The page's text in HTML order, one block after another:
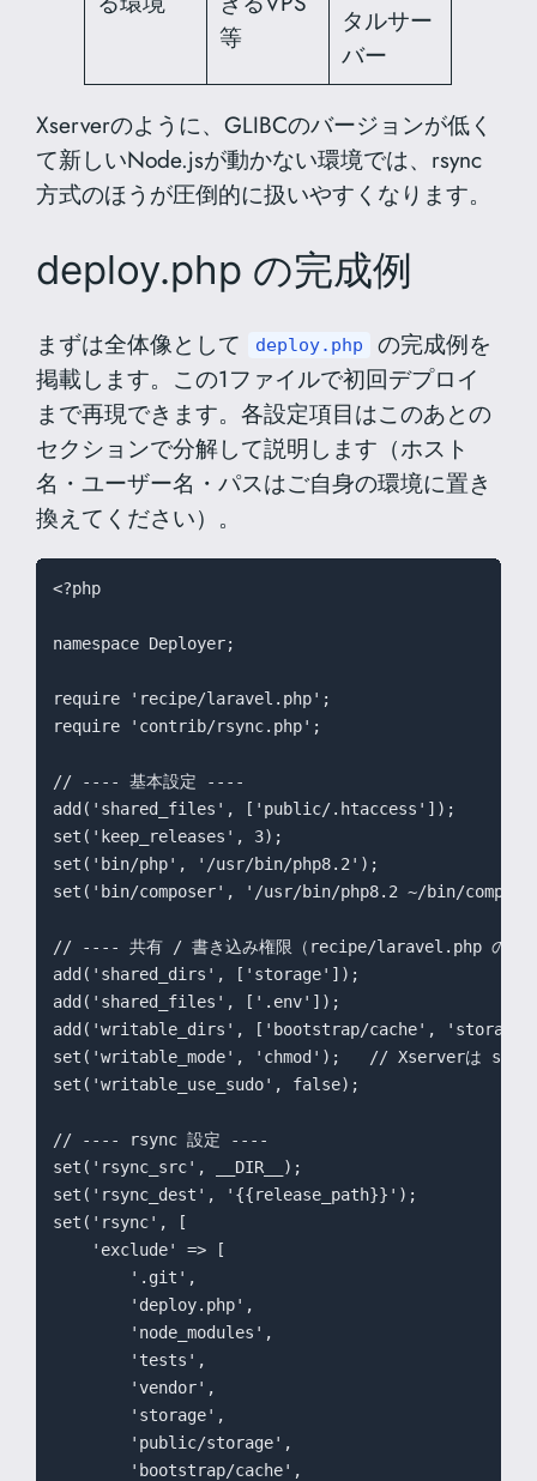
等
タルサー
バー
Xserverのように、GLIBCのバージョンが低く
て新しいNode.jsが動かない環境では、rsync
方式のほうが圧倒的に扱いやすくなります。
deploy.php の完成例
まずは全体像として deploy.php
の完成例を
掲載します。この1ファイルで初回デプロイ
まで再現できます。各設定項目はこのあとの
セクションで分解して説明します（ホスト
名・ユーザー名・パスはご自身の環境に置き
換えてください）。
<?php
namespace Deployer;
require 'recipe/laravel.php';
require 'contrib/rsync.php';
// ---- 基本設定 ----
add('shared_files', ['public/.htaccess']);
set('keep_releases', 3);
set('bin/php', '/usr/bin/php8.2');
set('bin/composer', '/usr/bin/php8.2 ~/bin/
// ---- 共有 / 書き込み権限（recipe/laravel.php の既定
add('shared_dirs', ['storage']);
add('shared_files', ['.env']);
add('writable_dirs', ['bootstrap/cache',
set('writable_mode', 'chmod');   // Xserverは sudo
set('writable_use_sudo', false);
// ---- rsync 設定 ----
set('rsync_src', __DIR__);
set('rsync_dest', '{{release_path}}');
set('rsync', [
    'exclude' => [
        '.git',
        'deploy.php',
        'node_modules',
        'tests',
        'vendor',
        'storage',
        'public/storage',
        'bootstrap/cache',